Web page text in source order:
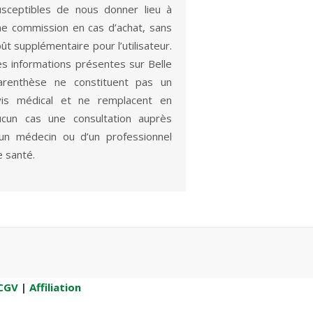
de nous donner lieu à
commission en cas d’achat, sans
supplémentaire pour l’utilisateur.
informations présentes sur Belle
ne constituent pas un
médical et ne remplacent en
cas une consultation auprès
médecin ou d’un professionnel
santé.
| Affiliation